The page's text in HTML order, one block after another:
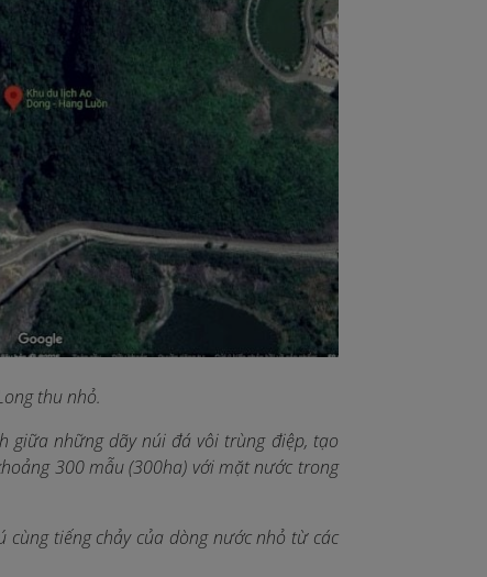
thu nhỏ.
giữa những dãy núi đá vôi trùng điệp, tạo
300 mẫu (300ha) với mặt nước trong
tiếng chảy của dòng nước nhỏ từ các